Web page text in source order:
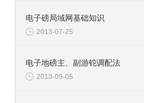
电子磅局域网基础知识
2013-07-25
电子地磅主、副游铊调配法
2013-09-05